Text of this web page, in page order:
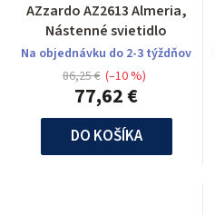
AZzardo AZ2613 Almeria,
Nástenné svietidlo
Na objednávku do 2-3 týždňov
77,62 €
86,25 € (–10 %)
DO KOŠÍKA